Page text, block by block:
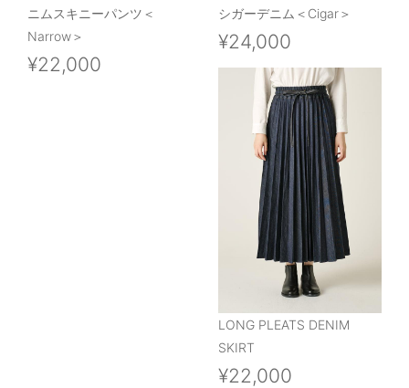
ニムスキニーパンツ＜
Narrow＞
¥22,000
シガーデニム＜Cigar＞
¥24,000
LONG PLEATS DENIM
SKIRT
¥22,000